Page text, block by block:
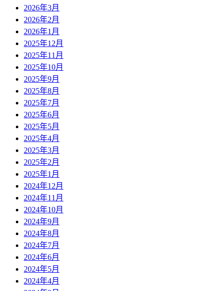
2026年3月
2026年2月
2026年1月
2025年12月
2025年11月
2025年10月
2025年9月
2025年8月
2025年7月
2025年6月
2025年5月
2025年4月
2025年3月
2025年2月
2025年1月
2024年12月
2024年11月
2024年10月
2024年9月
2024年8月
2024年7月
2024年6月
2024年5月
2024年4月